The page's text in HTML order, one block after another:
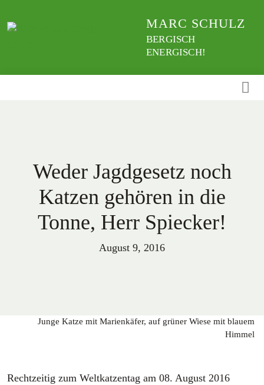
zum
MARC SCHULZ
BERGISCH
ENERGISCH!
Weder Jagdgesetz noch
Katzen gehören in die
Tonne, Herr Spiecker!
August 9, 2016
Junge Katze mit Marienkäfer, auf grüner Wiese mit blauem
Himmel
Rechtzeitig zum Weltkatzentag am 08. August 2016